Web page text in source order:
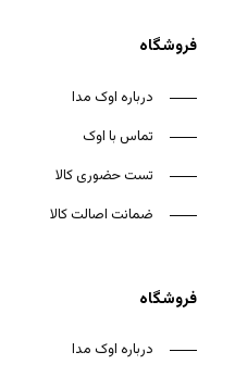
فروشگاه
درباره اوک مدا
تماس با اوک
تست حضوری کالا
ضمانت اصالت کالا
فروشگاه
درباره اوک مدا